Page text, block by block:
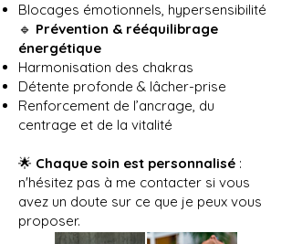
Blocages émotionnels, hypersensibilité
🔹 Prévention & rééquilibrage
énergétique
Harmonisation des chakras
Détente profonde & lâcher-prise
Renforcement de l’ancrage, du
centrage et de la vitalité
🌟 Chaque soin est personnalisé :
n'hésitez pas à me contacter si vous
avez un doute sur ce que je peux vous
proposer.